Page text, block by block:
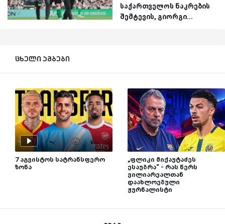
საქართველოს ნაკრების
შემტევის, გიორგი...
ცხელი ამბები
7 აგვისტოს სატრანსფერო
ზონა
„ფლიკი მიქაუტაძეს
ესაუბრა“ - რას წერს
ვილიარეალთან
დაახლოებული
ჟურნალისტი